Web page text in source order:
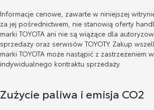
Informacje cenowe, zawarte w niniejszej
za jej pośrednictwem, nie stanowią oferty
marki TOYOTA ani nie są wiążące dla
sprzedaży oraz serwisów TOYOTY. Zakup
marki TOYOTA może nastąpić z zastrzeżeniem
indywidualnego kontraktu sprzedaży.
Zużycie paliwa i emisja CO2